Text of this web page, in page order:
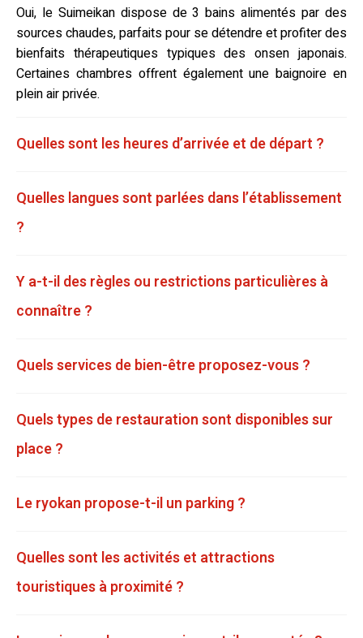
Oui, le Suimeikan dispose de 3 bains alimentés par des
sources chaudes, parfaits pour se détendre et profiter des
bienfaits thérapeutiques typiques des onsen japonais.
Certaines chambres offrent également une baignoire en
plein air privée.
Quelles sont les heures d’arrivée et de départ ?
Quelles langues sont parlées dans l’établissement
?
Y a-t-il des règles ou restrictions particulières à
connaître ?
Quels services de bien-être proposez-vous ?
Quels types de restauration sont disponibles sur
place ?
Le ryokan propose-t-il un parking ?
Quelles sont les activités et attractions
touristiques à proximité ?